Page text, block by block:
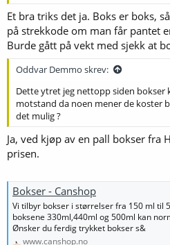
Et bra triks det ja. Boks er boks,
på strekkode om man får pantet
Burde gått på vekt med sjekk at
Oddvar Demmo skrev:
Dette ytret jeg nettopp siden bokser
motstand da noen mener de koster
det mulig ?
Ja, ved kjøp av en pall bokser fra
prisen.
Bokser - Canshop
Vi tilbyr bokser i størrelser fra 150 ml til
boksene 330ml,440ml og 500ml kan
Ønsker du ferdig trykket bokser s&
www.canshop.no